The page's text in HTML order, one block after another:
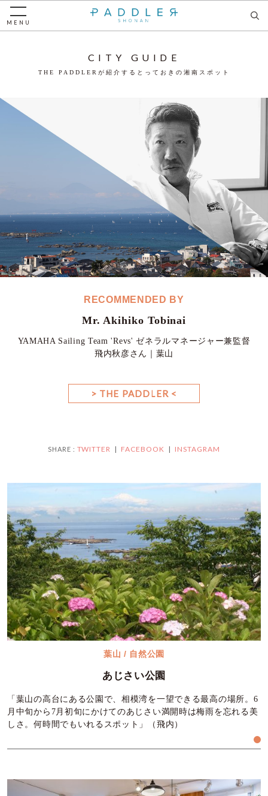
MENU
CITY GUIDE
THE PADDLERが紹介するとっておきの湘南スポット
RECOMMENDED BY
Mr. Akihiko Tobinai
YAMAHA Sailing Team 'Revs' ゼネラルマネージャー兼監督
飛内秋彦さん｜葉山
> THE PADDLER <
SHARE : TWITTER FACEBOOK INSTAGRAM
葉山 / 自然公園
あじさい公園
「葉山の高台にある公園で、相模湾を一望できる最高の場所。6
月中旬から7月初旬にかけてのあじさい満開時は梅雨を忘れる美
しさ。何時間でもいれるスポット」（飛内）